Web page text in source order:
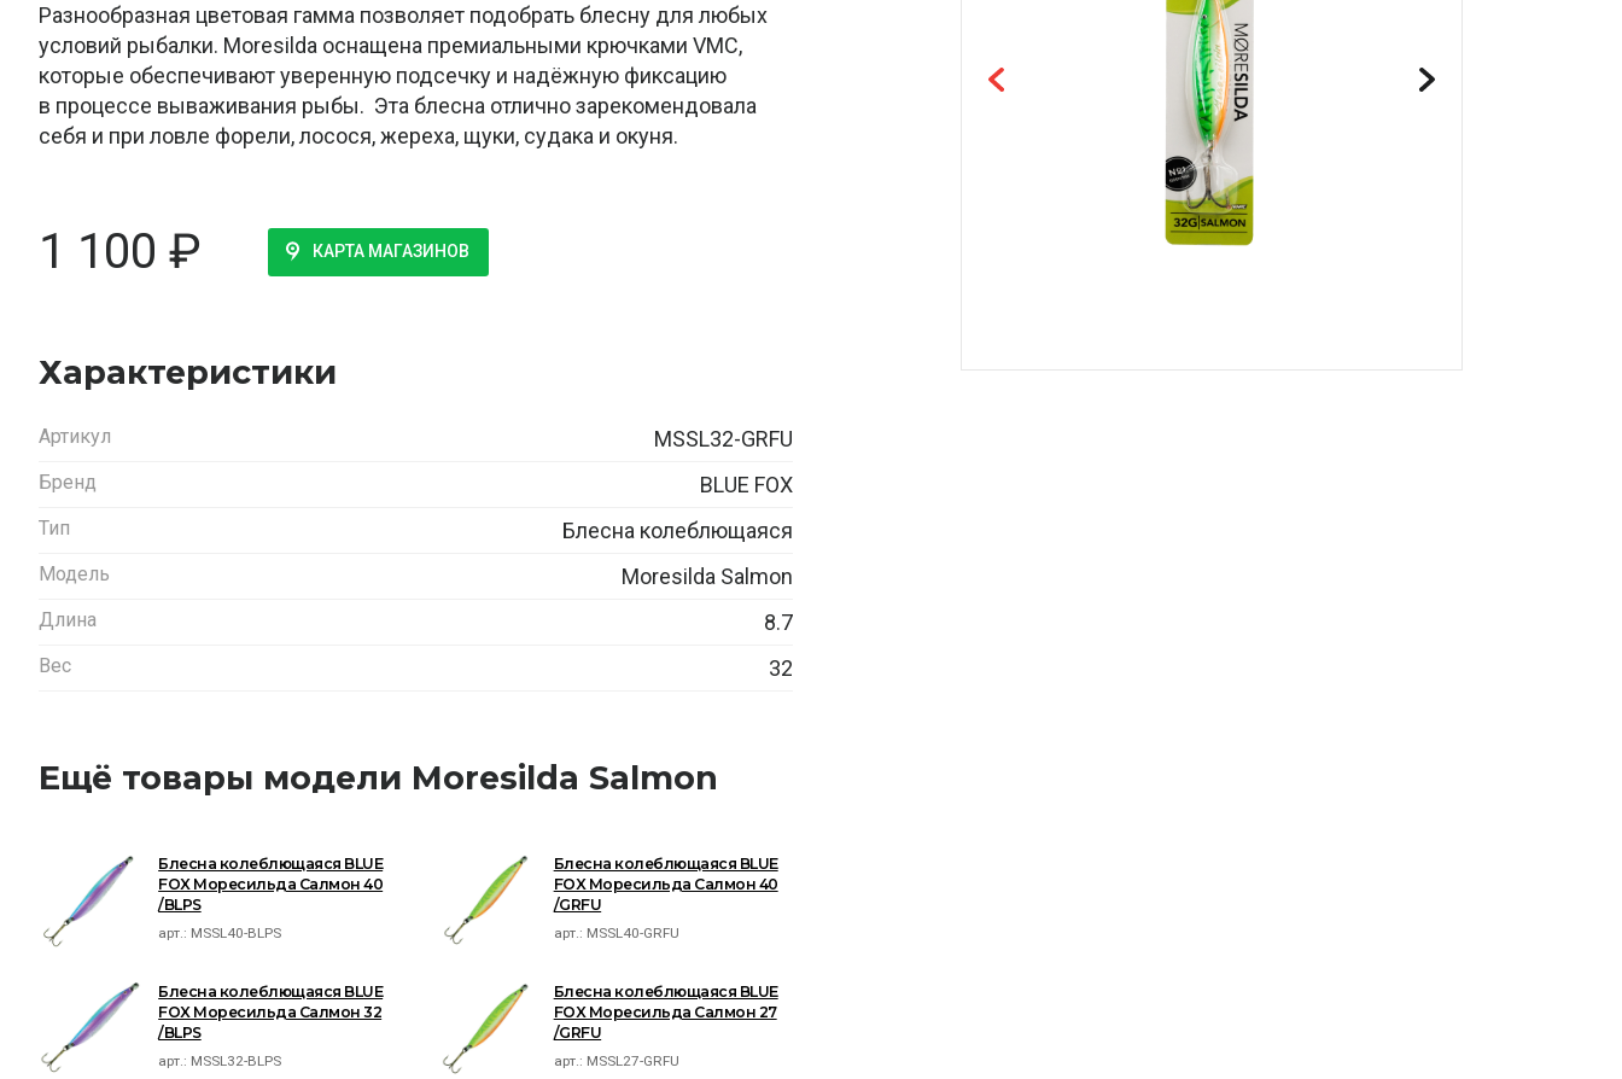
Разнообразная цветовая гамма позволяет подобрать блесну для любых
условий рыбалки. Moresilda оснащена премиальными крючками VMC,
которые обеспечивают уверенную подсечку и надёжную фиксацию
в процессе вываживания рыбы. Эта блесна отлично зарекомендовала
себя и при ловле форели, лосося, жереха, щуки, судака и окуня.
1 100 ₽ КАРТА МАГАЗИНОВ
Характеристики
Артикул MSSL32-GRFU
Бренд BLUE FOX
Тип Блесна колеблющаяся
Модель Moresilda Salmon
Длина 8.7
Вес 32
Ещё товары модели Moresilda Salmon
Блесна колеблющаяся BLUE
FOX Моресильда Салмон 40
/BLPS
арт.: MSSL40-BLPS
Блесна колеблющаяся BLUE
FOX Моресильда Салмон 40
/GRFU
арт.: MSSL40-GRFU
Блесна колеблющаяся BLUE
FOX Моресильда Салмон 32
/BLPS
арт.: MSSL32-BLPS
Блесна колеблющаяся BLUE
FOX Моресильда Салмон 27
/GRFU
арт.: MSSL27-GRFU